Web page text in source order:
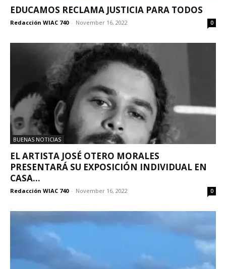
EDUCAMOS RECLAMA JUSTICIA PARA TODOS
Redacción WIAC 740 - November 16, 2022 0
BUENAS NOTICIAS
EL ARTISTA JOSÉ OTERO MORALES
PRESENTARÁ SU EXPOSICIÓN INDIVIDUAL EN
CASA...
Redacción WIAC 740 - November 16, 2022 0